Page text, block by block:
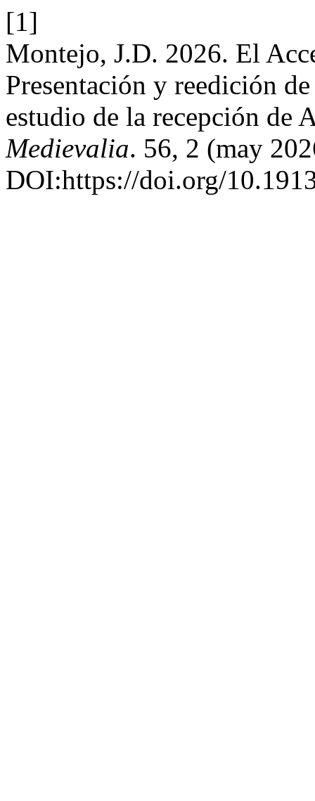
[1]
Montejo, J.D. 2026. El
Presentación y reedición
estudio de la recepción de
Medievalia. 56, 2 (may
DOI:https://doi.org/